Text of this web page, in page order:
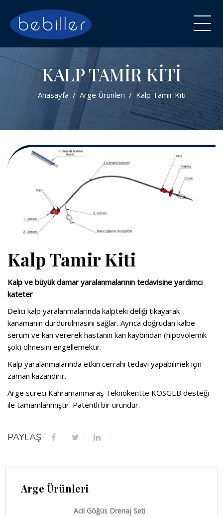
KALP TAMIR KITI
Anasayfa Arge Ürünleri Kalp Tamir Kiti
Kalp Tamir Kiti
Kalp ve büyük damar yaralanmalarının tedavisine yardımcı
kateter
Delici kalp yaralanmalarında kalpteki deliği tıkayarak
kanamanın durdurulmasını sağlar. Ayrıca doğrudan kalbe
serum ve kan vererek hastanın kan kaybından (hipovolemik
şok) ölmesini engellemektir.
Kalp yaralanmalarında etkin cerrahi tedavi yapabilmek için
zaman kazandırır.
Arge süreci Kahramanmaraş Teknokentte KOSGEB desteği
ile tamamlanmıştır. Patentli bir üründür.
PAYLAŞ
Arge Ürünleri
Acil Göğüs Drenaj Seti